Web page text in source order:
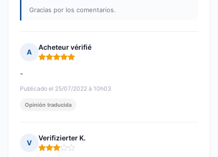
Gracias por los comentarios.
A
Acheteur vérifié
Nota: 5 de 5
Publicado el 25/07/2022 à 10h03
-
Opinión traducida
V
Verifizierter K.
Nota: 3 de 5